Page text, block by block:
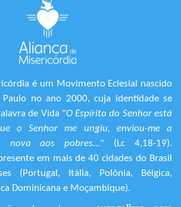
é um Movimento Eclesial nascido
Paulo no ano 2000, cuja identidade se
de Vida "O Espírito do Senhor está
o Senhor me ungiu, enviou-me a
nova aos pobres..." (Lc 4,18-19).
em mais de 40 cidades do Brasil
(Portugal, Itália, Polônia, Bélgica,
Dominicana e Moçambique).